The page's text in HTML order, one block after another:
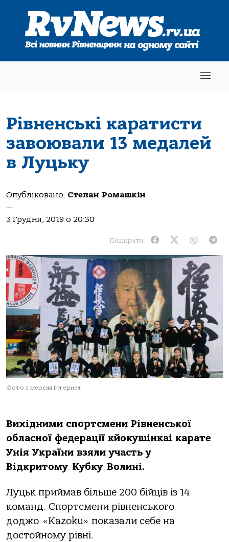
Рівненські каратисти
завоювали 13 медалей
в Луцьку
Опубліковано: Степан Ромашкін
—
3 Грудня, 2019 о 20:30
Поширити:
Фото з мережі Інтернет
Вихідними спортсмени Рівненської
обласної федерації кйокушінкаі карате
Унія України взяли участь у
Відкритому Кубку Волині.
Луцьк приймав більше 200 бійців із 14
команд. Спортсмени рівненського
доджо «Kazoku» показали себе на
достойному рівні.